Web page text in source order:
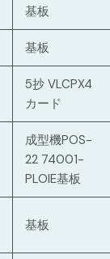
基板
基板
5抄 VLCPX4
カード
成型機POS-
22 74001-
PLOIE基板
基板